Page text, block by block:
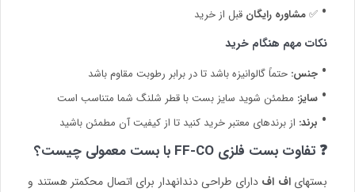
✅مشاوره رایگان قبل از خرید
نکات مهم هنگام خرید
جنس: حتماً گالوانیزه باشد تا در برابر رطوبت مقاوم باشد
سایز: مطمئن شوید سایز بست با قطر شلنگ شما متناسب است
برند: از برندهای معتبر خرید کنید تا از کیفیت آن مطمئن باشید
❓ تفاوت بست فلزی FF-CO با بست معمولی چیست؟
بستهایاف اف دارای طراحی دندانهدار برای اتصال محکمتر هستند و